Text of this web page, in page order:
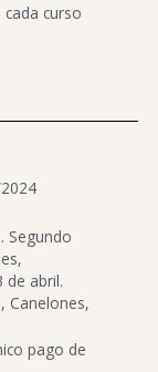
curso
Segundo
de abril.
Canelones,
pago de